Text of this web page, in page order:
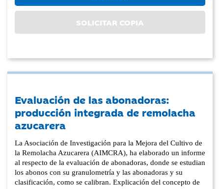
SOLICITAR COPIA
Evaluación de las abonadoras:
producción integrada de remolacha
azucarera
La Asociación de Investigación para la Mejora del Cultivo de
la Remolacha Azucarera (AIMCRA), ha elaborado un informe
al respecto de la evaluación de abonadoras, donde se estudian
los abonos con su granulometría y las abonadoras y su
clasificación, como se calibran. Explicación del concepto de